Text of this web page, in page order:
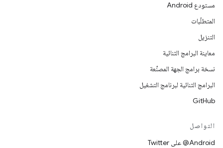
مستودع Android
المتطلّبات
التنزيل
معاينة البرامج الثنائية
نسخة برامج الجهة المصنِّعة
البرامج الثنائية لبرنامج التشغيل
GitHub
التواصل
‎@Android على Twitter